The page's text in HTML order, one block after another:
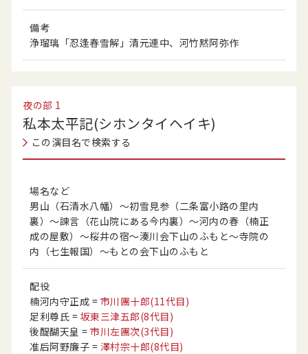
備考
浄瑠璃「忍逢春雪解」清元連中、河竹黙阿弥作
夜の部 1
私本太平記(シホンタイヘイキ)
この演目名で検索する
場名など
男山（石清水八幡）〜初雪見参（二条富小路の里内
裏）〜諫言（花山院にある今内裏）〜河内の春（楠正
成の屋敷）〜桜井の宿〜湊川会下山のふもと〜寺院の
内（七生報国）〜もとの会下山のふもと
配役
楠河内守正成 = 市川團十郎(11代目)
足利尊氏 = 坂東三津五郎(8代目)
後醍醐天皇 = 市川左團次(3代目)
准后阿野廉子 = 澤村宗十郎(8代目)